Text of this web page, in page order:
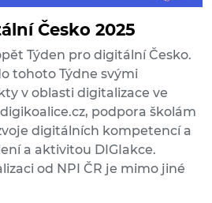
Česko 2025
Týden pro digitální Česko.
tohoto Týdne svými
v oblasti digitalizace ve
podpora školám
digitálních kompetencí a
a aktivitou DIGIakce.
od NPI ČR je mimo jiné